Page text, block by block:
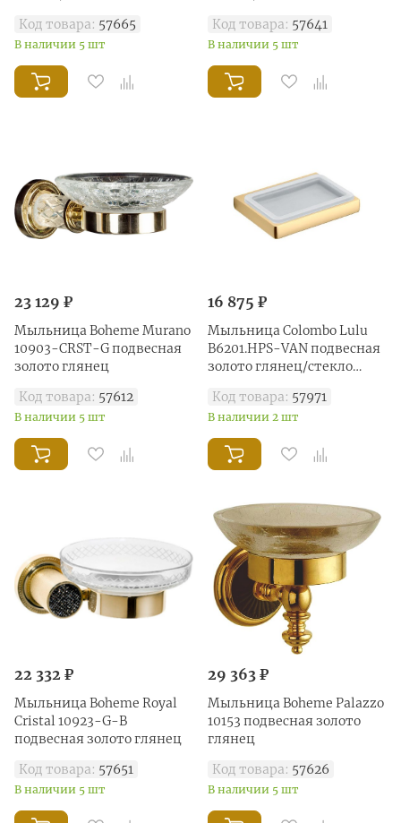
Код товара: 57665
В наличии 5 шт
Код товара: 57641
В наличии 5 шт
23 129 ₽
Мыльница Boheme Murano
10903-CRST-G подвесная
золото глянец
Код товара: 57612
В наличии 5 шт
16 875 ₽
Мыльница Colombo Lulu
B6201.HPS-VAN подвесная
золото глянец/стекло
Код товара: 57971
В наличии 2 шт
22 332 ₽
Мыльница Boheme Royal
Cristal 10923-G-B
подвесная золото глянец
Код товара: 57651
В наличии 5 шт
29 363 ₽
Мыльница Boheme Palazzo
10153 подвесная золото
глянец
Код товара: 57626
В наличии 5 шт